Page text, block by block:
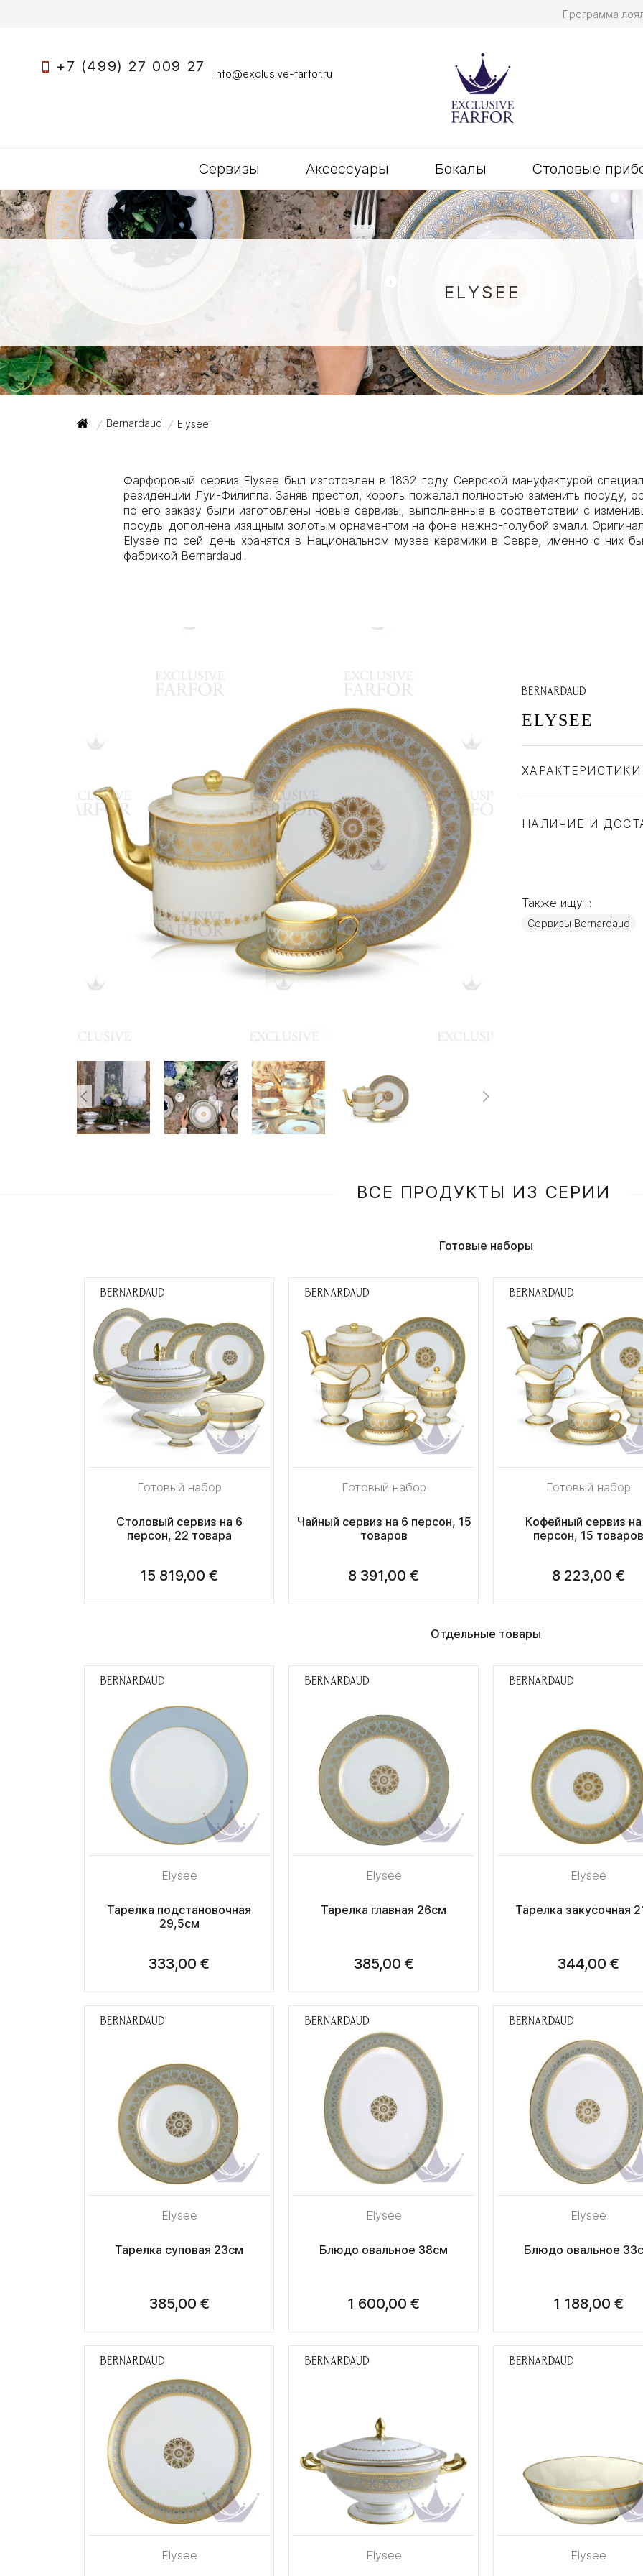
Программа
+7 (499) 27 009 27 info@exclusive-farfor.ru
Сервизы Аксессуары Бокалы Столовые
+
+
ELYSEE
/ Bernardaud / Elysee
Фарфоровый сервиз Elysee был изготовлен в 1832 году Севрской мануфактурой
резиденции Луи-Филиппа. Заняв престол, король пожелал полностью заменить посуду,
по его заказу были изготовлены новые сервизы, выполненные в соответствии с
посуды дополнена изящным золотым орнаментом на фоне нежно-голубой эмали.
Elysee по сей день хранятся в Национальном музее керамики в Севре, именно с них
фабрикой Bernardaud.
ELYSEE
Материал
НАЛИЧИЕ И
Также ищут:
Сервизы Bernardaud
ВСЕ ПРОДУКТЫ ИЗ СЕРИИ
Готовые наборы
Готовый набор
Столовый сервиз на 6
персон, 22 товара
15 819,00 €
Готовый набор
Чайный сервиз на 6 персон, 15
товаров
8 391,00 €
Готовый набор
Кофейный сервиз
персон, 15 товаров
8 223,00 €
Отдельные товары
Elysee
Тарелка подстановочная
29,5см
333,00 €
Elysee
Тарелка главная 26см
385,00 €
Elysee
Тарелка закусочная
344,00 €
Elysee
Тарелка суповая 23см
385,00 €
Elysee
Блюдо овальное 38см
1 600,00 €
Elysee
Блюдо овальное
1 188,00 €
Elysee Elysee Elysee